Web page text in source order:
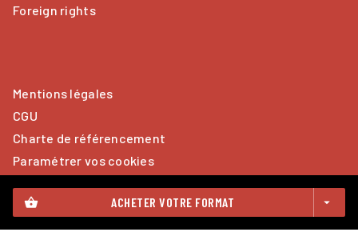
shopping_basket ACHETER VOTRE FORMAT arrow_drop_down
Foreign rights
Mentions légales
CGU
Charte de référencement
Paramétrer vos cookies